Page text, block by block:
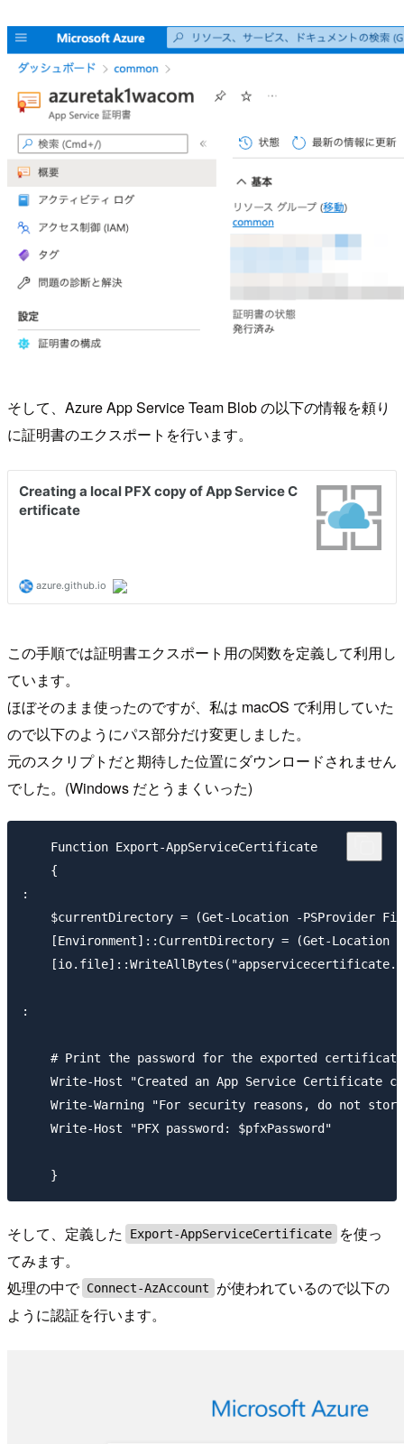
そして、Azure App Service Team Blob の以下の情報を頼り
に証明書のエクスポートを行います。
この手順では証明書エクスポート用の関数を定義して利用し
ています。
ほぼそのまま使ったのですが、私は macOS で利用していた
ので以下のようにパス部分だけ変更しました。
元のスクリプトだと期待した位置にダウンロードされません
でした。(Windows だとうまくいった)
    Function Export-AppServiceCertificate
    {
:
$currentDirectory = (Get-Location -PSProvider
[Environment]::CurrentDirectory = (Get-Location
:
    # Print the password for the exported certificate
Write-Host "Created an App Service Certificate
Write-Warning "For security reasons, do not
    Write-Host "PFX password: $pfxPassword"
そして、定義した Export-AppServiceCertificate
を使っ
てみます。
処理の中で Connect-AzAccount
が使われているので以下の
ように認証を行います。